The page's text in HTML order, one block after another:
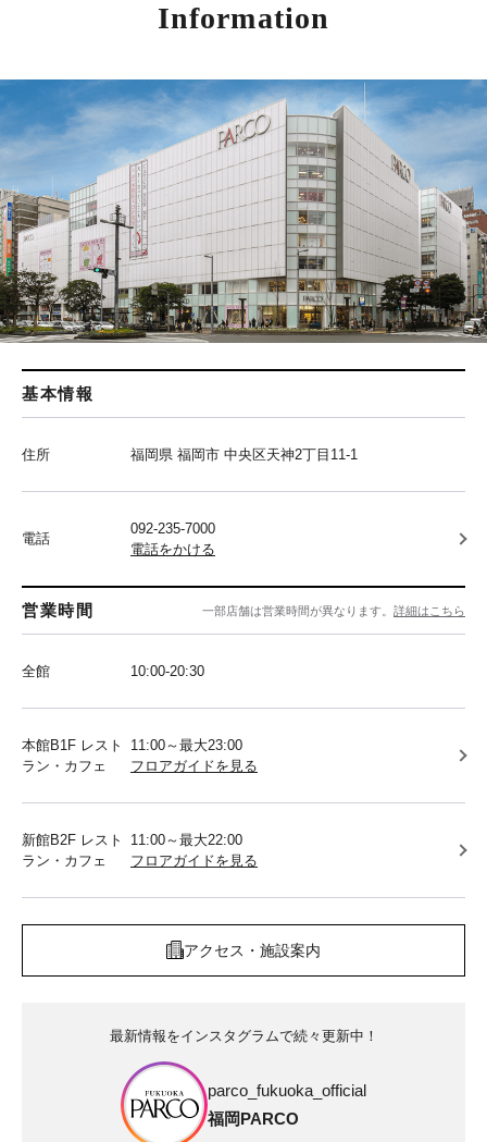
Information
基本情報
住所 福岡県 福岡市 中央区天神2丁目11-1
電話
092-235-7000
電話をかける
営業時間 一部店舗は営業時間が異なります。 詳細はこちら
全館 10:00-20:30
本館B1F レスト
ラン・カフェ
11:00～最大23:00
フロアガイドを見る
新館B2F レスト
ラン・カフェ
11:00～最大22:00
フロアガイドを見る
アクセス・施設案内
最新情報をインスタグラムで続々更新中！
parco_fukuoka_official
福岡PARCO